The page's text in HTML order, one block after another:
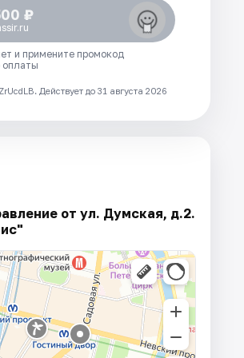
₽
и примените промокод
оплаты
Действует до 31 августа 2026
от ул. Думская, д.2.